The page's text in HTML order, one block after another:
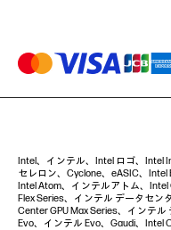
Intel、インテル、Intel ロゴ、Intel
セレロン、Cyclone、eASIC、Intel
Intel Atom、インテルアトム、
Flex Series、インテル データセン
Center GPU Max Series、インテ
Evo、インテル Evo、Gaudi、Intel